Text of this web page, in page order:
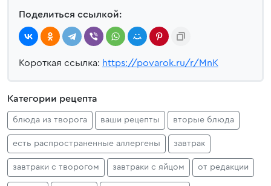
Поделиться ссылкой:
Короткая ссылка: https://povarok.ru/r/MnK
Категории рецепта
блюда из творога ваши рецепты вторые блюда
есть распространенные аллергены завтрак
завтраки с творогом завтраки с яйцом от редакции